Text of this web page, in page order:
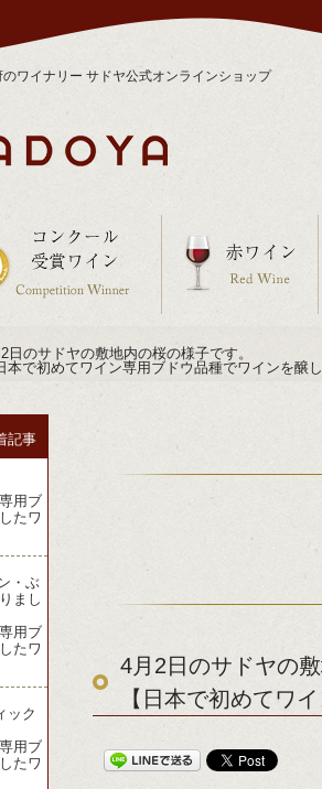
ワイナリー サドヤ公式オンラインショップ
日のサドヤの敷地内の桜の様子です。
本で初めてワイン専用ブドウ品種でワインを醸
4月2日のサドヤの
【日本で初めてワ
記事
用ブ
たワ
・ぶ
まし
用ブ
たワ
ック
用ブ
たワ